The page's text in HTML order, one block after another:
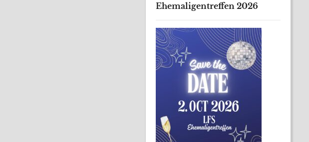
Ehemaligentreffen 2026